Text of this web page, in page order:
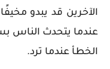
الآخرين قد يبدو
عندما يتحدث الناس
الخطأ عندما ترد.